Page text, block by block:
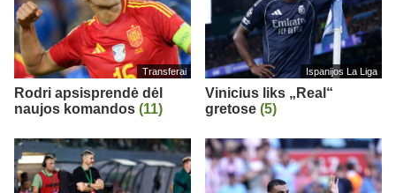
Transferai
Rodri apsisprendė dėl
naujos komandos (11)
Ispanijos La Liga
Vinicius liks „Real“
gretose (5)